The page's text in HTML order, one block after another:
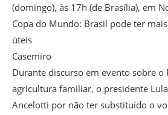
(domingo), às 17h (de Brasília), em
Copa do Mundo: Brasil pode ter
úteis
Casemiro
Durante discurso em evento sobre o
agricultura familiar, o presidente
Ancelotti por não ter substituído o